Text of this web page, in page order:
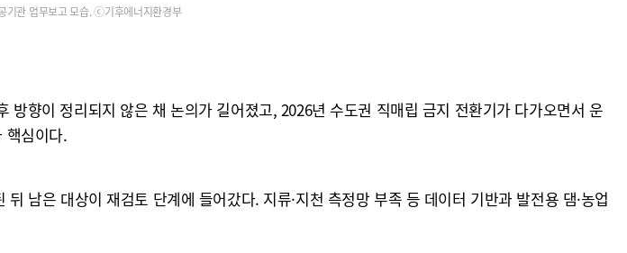
기관 업무보고 모습. ⓒ기후에너지환경부
향이 정리되지 않은 채 논의가 길어졌고, 2026년 수도권 직매립 금지 전환기가 다가오면서 운
핵심이다.
남은 대상이 재검토 단계에 들어갔다. 지류·지천 측정망 부족 등 데이터 기반과 발전용 댐·농업